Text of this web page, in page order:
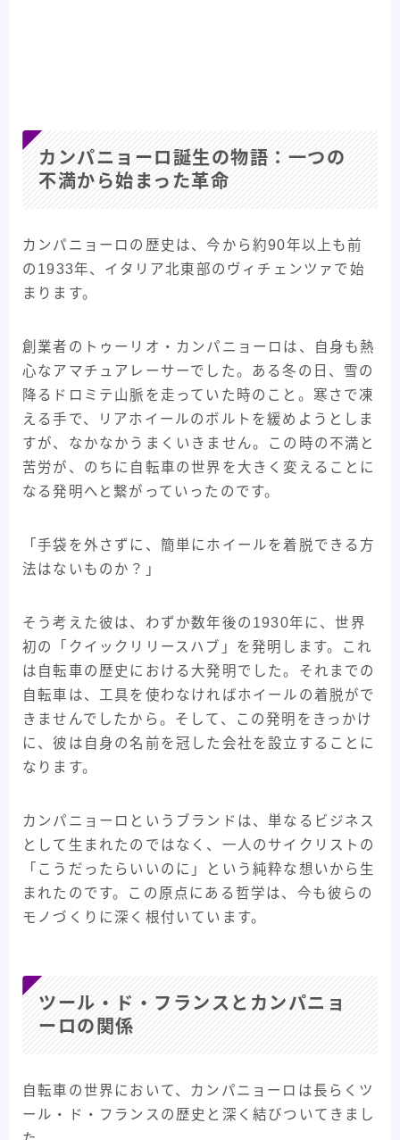
カンパニョーロ誕生の物語：一つの
不満から始まった革命
カンパニョーロの歴史は、今から約90年以上も前
の1933年、イタリア北東部のヴィチェンツァで始
まります。
創業者のトゥーリオ・カンパニョーロは、自身も熱
心なアマチュアレーサーでした。ある冬の日、雪の
降るドロミテ山脈を走っていた時のこと。寒さで凍
える手で、リアホイールのボルトを緩めようとしま
すが、なかなかうまくいきません。この時の不満と
苦労が、のちに自転車の世界を大きく変えることに
なる発明へと繋がっていったのです。
「手袋を外さずに、簡単にホイールを着脱できる方
法はないものか？」
そう考えた彼は、わずか数年後の1930年に、世界
初の「クイックリリースハブ」を発明します。これ
は自転車の歴史における大発明でした。それまでの
自転車は、工具を使わなければホイールの着脱がで
きませんでしたから。そして、この発明をきっかけ
に、彼は自身の名前を冠した会社を設立することに
なります。
カンパニョーロというブランドは、単なるビジネス
として生まれたのではなく、一人のサイクリストの
「こうだったらいいのに」という純粋な想いから生
まれたのです。この原点にある哲学は、今も彼らの
モノづくりに深く根付いています。
ツール・ド・フランスとカンパニョ
ーロの関係
自転車の世界において、カンパニョーロは長らくツ
ール・ド・フランスの歴史と深く結びついてきまし